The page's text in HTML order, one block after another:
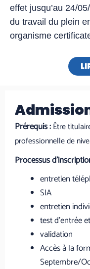
effet jusqu’au 24/
du travail du plein
organisme
Prérequis :Être
professionnelle de
Processus
entretien
SIA
entretien
test d’entrée
validation
Accès à la
Septembre/